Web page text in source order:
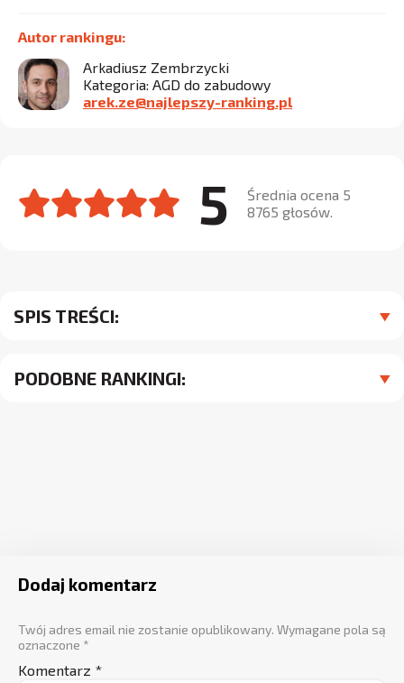
SPIS TREŚCI:
PODOBNE RANKINGI:
Autor rankingu:
Arkadiusz Zembrzycki
Kategoria: AGD do zabudowy
arek.ze@najlepszy-ranking.pl
5
Średnia ocena 5
8765 głosów.
Dodaj komentarz
Twój adres email nie zostanie opublikowany. Wymagane pola są
oznaczone *
Komentarz *